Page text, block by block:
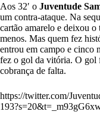
Aos 32′ o Juventude
um contra-ataque. Na
cartão amarelo e deixou o
menos. Mas quem fez
entrou em campo e cinco
fez o gol da vitória. O gol
cobrança de falta.
https://twitter.com/